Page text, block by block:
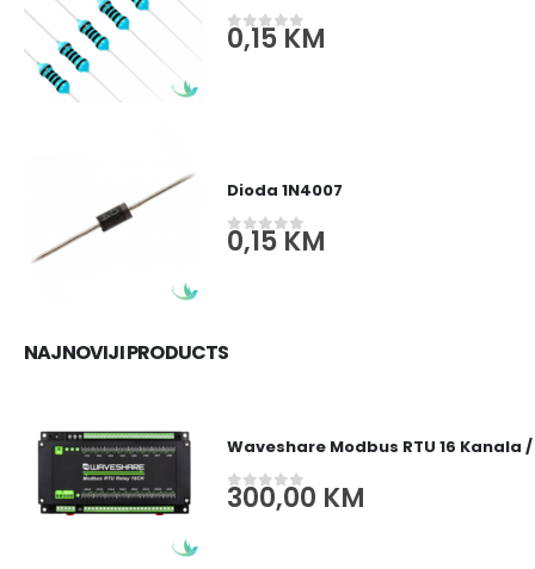
0out of 5
0,15KM
Dioda 1N4007
0out of 5
0,15KM
NAJNOVIJI PRODUCTS
Waveshare Modbus RTU 16
0out of 5
300,00 KM